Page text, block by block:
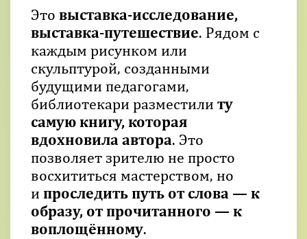
Это выставка-исследование,
выставка-путешествие. Рядом с
каждым рисунком или
скульптурой, созданными
будущими педагогами,
библиотекари разместили ту
самую книгу, которая
вдохновила автора. Это
позволяет зрителю не просто
восхититься мастерством, но
и проследить путь от слова — к
образу, от прочитанного — к
воплощённому.